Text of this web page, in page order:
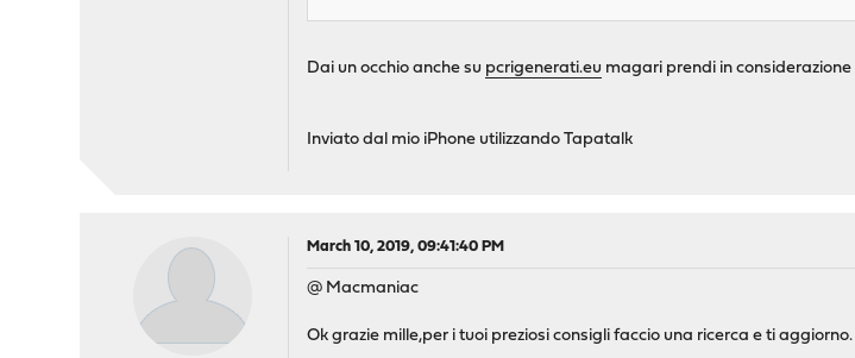
Dai un occhio anche su pcrigenerati.eu magari prendi in considerazione
Inviato dal mio iPhone utilizzando Tapatalk
March 10, 2019, 09:41:40 PM
@ Macmaniac
Ok grazie mille,per i tuoi preziosi consigli faccio una ricerca e ti aggiorno.